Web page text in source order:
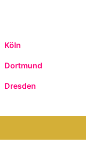
Köln
Dortmund
Dresden